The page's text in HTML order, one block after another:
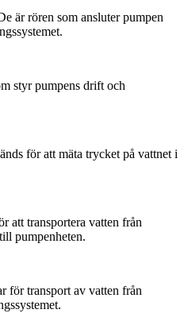
är rören som ansluter pumpen
styr pumpens drift och
för att mäta trycket på vattnet i
att transportera vatten från
pumpenheten.
för transport av vatten från